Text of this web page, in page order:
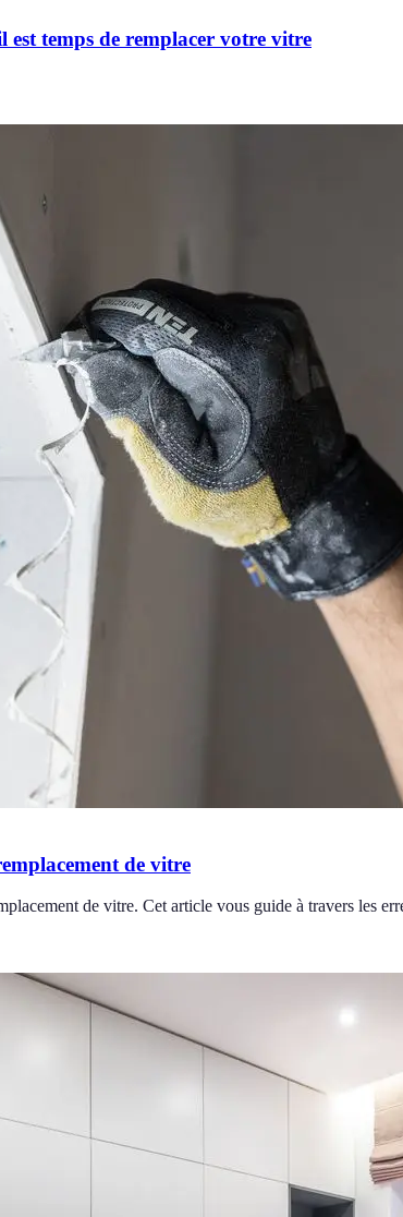
temps de remplacer votre vitre
de vitre
de vitre. Cet article vous guide à travers les